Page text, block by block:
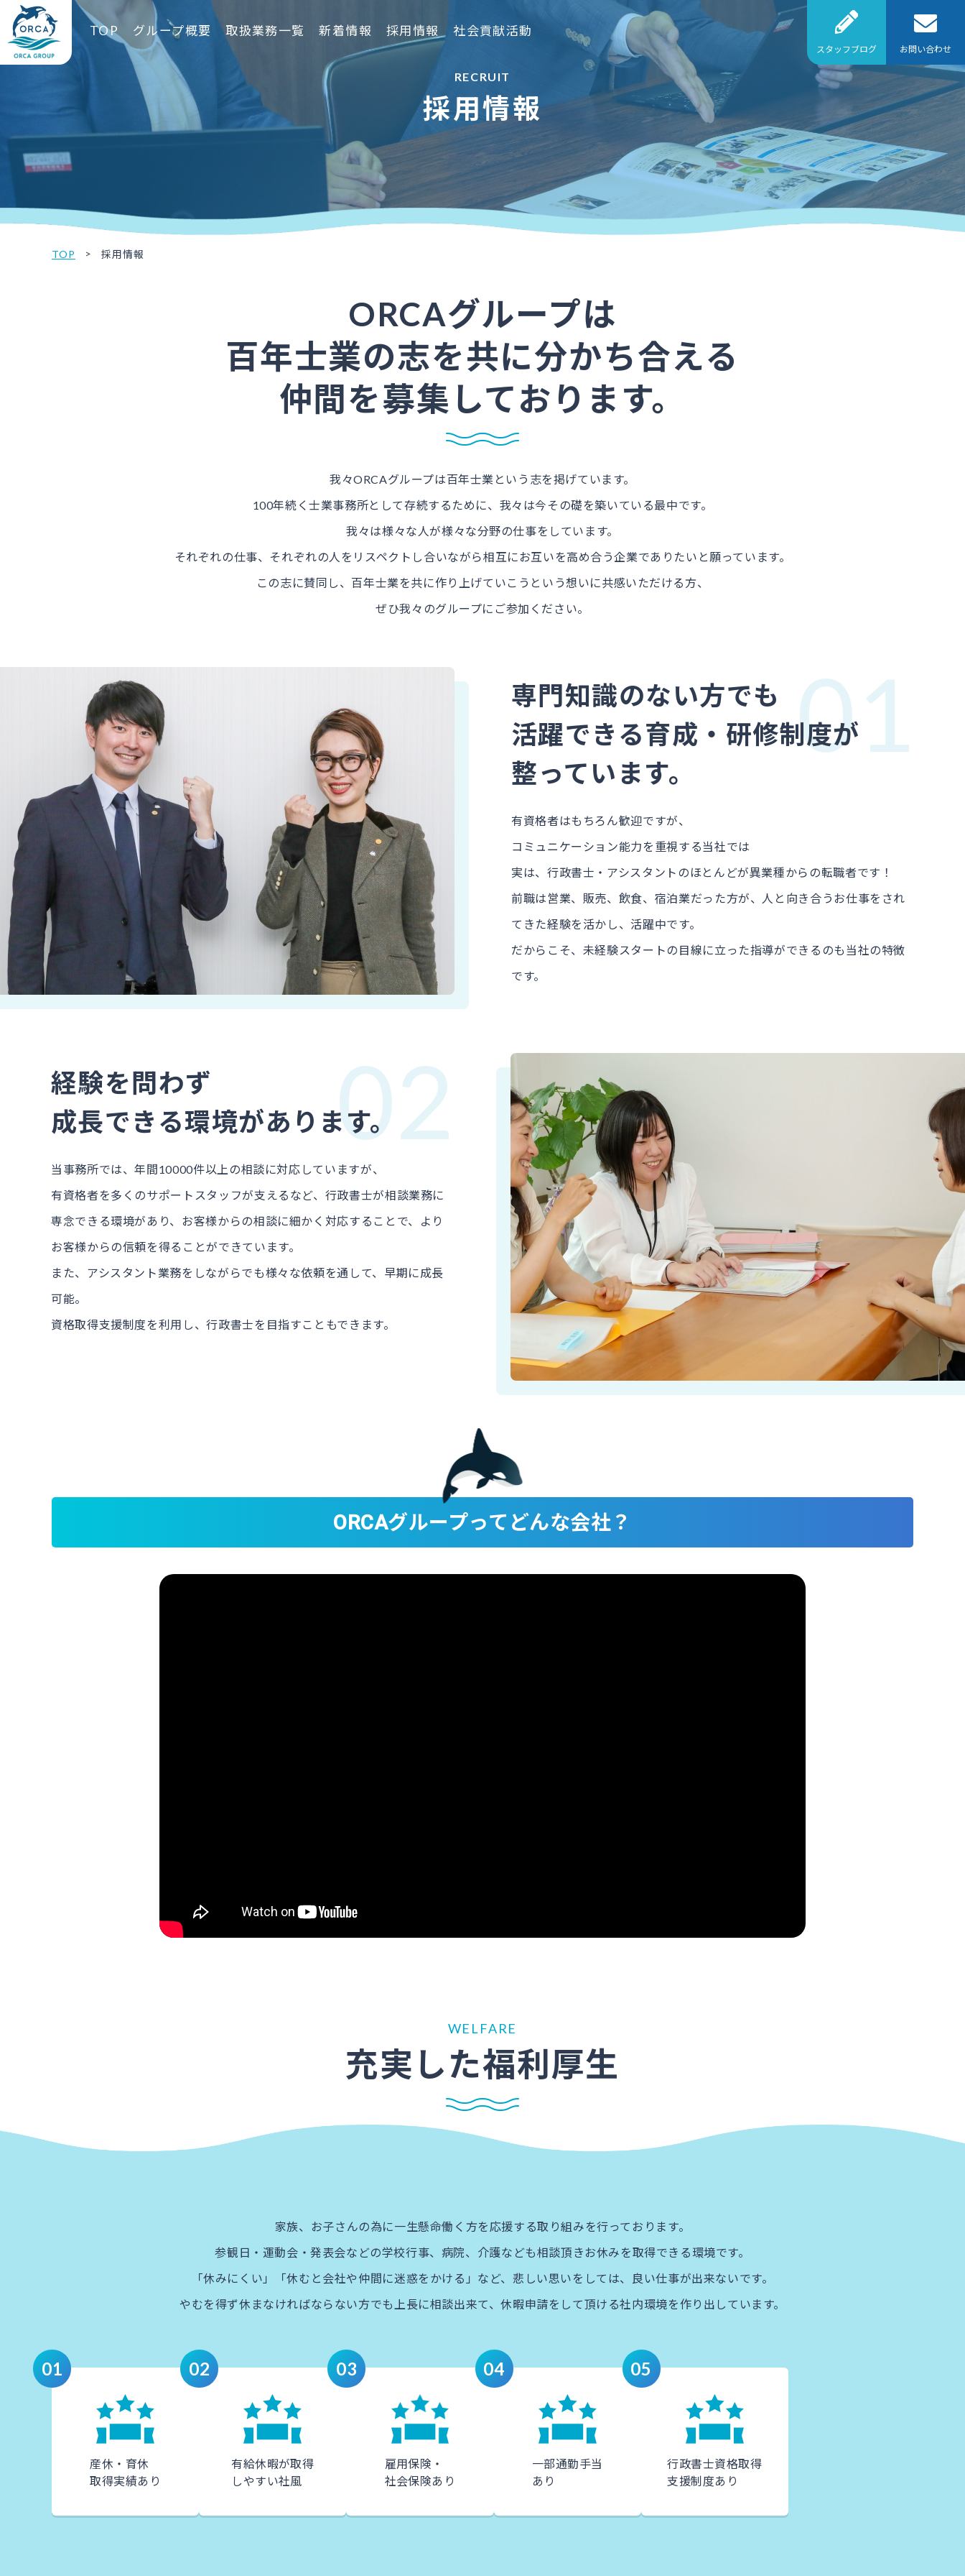
TOP グループ概要 取扱業務一覧 新着情報 採用情報 社会貢献活動
スタッフブログ お問い合わせ
RECRUIT
採用情報
TOP 採用情報
ORCAグループは
百年士業の志を共に分かち合える
仲間を募集しております。
我々ORCAグループは百年士業という志を掲げています。
100年続く士業事務所として存続するために、我々は今その礎を築いている最中です。
我々は様々な人が様々な分野の仕事をしています。
それぞれの仕事、それぞれの人をリスペクトし合いながら相互にお互いを高め合う企業でありたいと願っています。
この志に賛同し、百年士業を共に作り上げていこうという想いに共感いただける方、
ぜひ我々のグループにご参加ください。
01
専門知識のない方でも
活躍できる育成・研修制度が
整っています。
有資格者はもちろん歓迎ですが、
コミュニケーション能力を重視する当社では
実は、行政書士・アシスタントのほとんどが異業種からの転職者です！
前職は営業、販売、飲食、宿泊業だった方が、人と向き合うお仕事をされ
てきた経験を活かし、活躍中です。
だからこそ、未経験スタートの目線に立った指導ができるのも当社の特徴
です。
02
経験を問わず
成長できる環境があります。
当事務所では、年間10000件以上の相談に対応していますが、
有資格者を多くのサポートスタッフが支えるなど、行政書士が相談業務に
専念できる環境があり、お客様からの相談に細かく対応することで、より
お客様からの信頼を得ることができています。
また、アシスタント業務をしながらでも様々な依頼を通して、早期に成長
可能。
資格取得支援制度を利用し、行政書士を目指すこともできます。
ORCAグループってどんな会社？
WELFARE
充実した福利厚生
家族、お子さんの為に一生懸命働く方を応援する取り組みを行っております。​
参観日・運動会・発表会などの学校行事、病院、介護なども相談頂きお休みを取得できる環境です。​
「休みにくい」「休むと会社や仲間に迷惑をかける」など、悲しい思いをしては、良い仕事が出来ないです。​
やむを得ず休まなければならない方でも上長に相談出来て、​休暇申請をして頂ける社内環境を作り出しています。
01
産休・育休
取得実績あり
02
有給休暇が取得
しやすい社風
03
雇用保険・
社会保険あり
04
一部通勤手当
あり
05
行政書士資格取得
支援制度あり